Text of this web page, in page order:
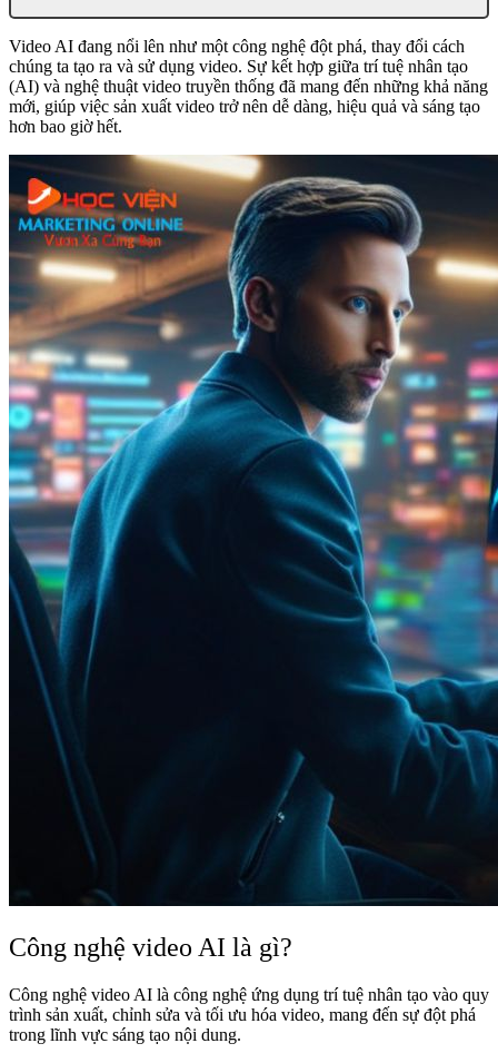
Video AI đang nổi lên như một công nghệ đột phá, thay đổi cách
chúng ta tạo ra và sử dụng video. Sự kết hợp giữa trí tuệ nhân tạo
(AI) và nghệ thuật video truyền thống đã mang đến những khả năng
mới, giúp việc sản xuất video trở nên dễ dàng, hiệu quả và sáng tạo
hơn bao giờ hết.
Công nghệ video AI là gì?
Công nghệ video AI là công nghệ ứng dụng trí tuệ nhân tạo vào quy
trình sản xuất, chỉnh sửa và tối ưu hóa video, mang đến sự đột phá
trong lĩnh vực sáng tạo nội dung.